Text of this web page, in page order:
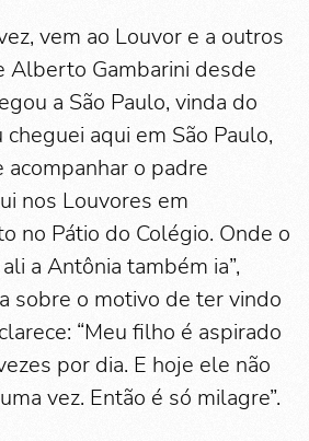
vem ao Louvor e a outros
Alberto Gambarini desde
a São Paulo, vinda do
cheguei aqui em São Paulo,
acompanhar o padre
nos Louvores em
no Pátio do Colégio. Onde o
a Antônia também ia”,
sobre o motivo de ter vindo
“Meu filho é aspirado
por dia. E hoje ele não
vez. Então é só milagre”.